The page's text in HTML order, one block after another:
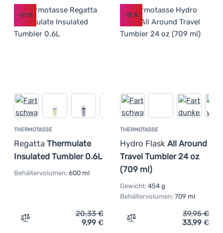
THERMOTASSE
Regatta Thermulate
Insulated Tumbler 0.6L
-51 %
Behältervolumen: 600 ml
Zum Vergleich 'Thermotasse Regatta Thermulate
20,33€
9,99 €
THERMOTASSE
Hydro Flask All Around
Travel Tumbler 24 oz
(709 ml)
-15%
Gewicht: 454 g
Behältervolumen: 709 ml
Zum Vergleich
39,95€
33,99 €